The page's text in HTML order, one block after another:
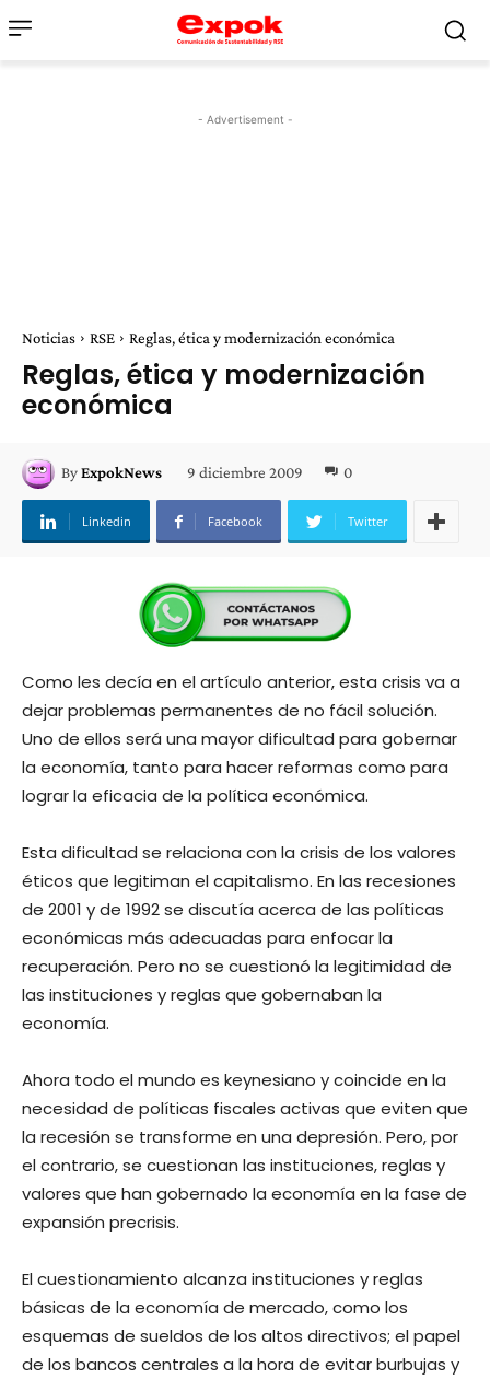
- Advertisement -
Noticias RSE Reglas, ética y modernización económica
Reglas, ética y modernización
económica
ByExpokNews 9 diciembre 2009 0
Linkedin Facebook Twitter
Como les decía en el artículo anterior, esta crisis va a
dejar problemas permanentes de no fácil solución.
Uno de ellos será una mayor dificultad para gobernar
la economía, tanto para hacer reformas como para
lograr la eficacia de la política económica.
Esta dificultad se relaciona con la crisis de los valores
éticos que legitiman el capitalismo. En las recesiones
de 2001 y de 1992 se discutía acerca de las políticas
económicas más adecuadas para enfocar la
recuperación. Pero no se cuestionó la legitimidad de
las instituciones y reglas que gobernaban la
economía.
Ahora todo el mundo es keynesiano y coincide en la
necesidad de políticas fiscales activas que eviten que
la recesión se transforme en una depresión. Pero, por
el contrario, se cuestionan las instituciones, reglas y
valores que han gobernado la economía en la fase de
expansión precrisis.
El cuestionamiento alcanza instituciones y reglas
básicas de la economía de mercado, como los
esquemas de sueldos de los altos directivos; el papel
de los bancos centrales a la hora de evitar burbujas y